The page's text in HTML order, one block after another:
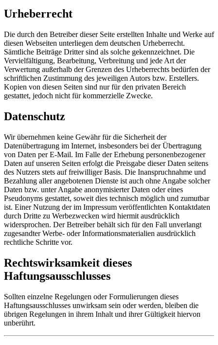
Urheberrecht
Die durch den Betreiber dieser Seite erstellten Inhalte und Werke auf
diesen Webseiten unterliegen dem deutschen Urheberrecht.
Sämtliche Beiträge Dritter sind als solche gekennzeichnet. Die
Vervielfältigung, Bearbeitung, Verbreitung und jede Art der
Verwertung außerhalb der Grenzen des Urheberrechts bedürfen der
schriftlichen Zustimmung des jeweiligen Autors bzw. Erstellers.
Kopien von diesen Seiten sind nur für den privaten Bereich
gestattet, jedoch nicht für kommerzielle Zwecke.
Datenschutz
Wir übernehmen keine Gewähr für die Sicherheit der
Datenübertragung im Internet, insbesonders bei der Übertragung
von Daten per E-Mail. Im Falle der Erhebung personenbezogener
Daten auf unseren Seiten erfolgt die Preisgabe dieser Daten seitens
des Nutzers stets auf freiwilliger Basis. Die Inanspruchnahme und
Bezahlung aller angebotenen Dienste ist auch ohne Angabe solcher
Daten bzw. unter Angabe anonymisierter Daten oder eines
Pseudonyms gestattet, soweit dies technisch möglich und zumutbar
ist. Einer Nutzung der im Impressum veröffentlichten Kontaktdaten
durch Dritte zu Werbezwecken wird hiermit ausdrücklich
widersprochen. Der Betreiber behält sich für den Fall unverlangt
zugesandter Werbe- oder Informationsmaterialien ausdrücklich
rechtliche Schritte vor.
Rechtswirksamkeit dieses
Haftungsausschlusses
Sollten einzelne Regelungen oder Formulierungen dieses
Haftungsausschlusses unwirksam sein oder werden, bleiben die
übrigen Regelungen in ihrem Inhalt und ihrer Gültigkeit hiervon
unberührt.